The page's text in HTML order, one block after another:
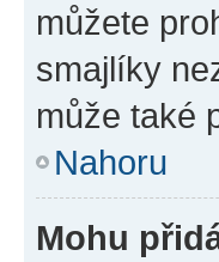
můžete
smajlíky
může také
Nahoru
Mohu